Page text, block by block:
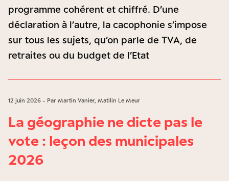
programme cohérent et chiffré. D’une
déclaration à l’autre, la cacophonie s’impose
sur tous les sujets, qu’on parle de TVA, de
retraites ou du budget de l’Etat
12 juin 2026 - Par Martin Vanier, Matilin Le Meur
La géographie ne dicte pas le
vote : leçon des municipales
2026